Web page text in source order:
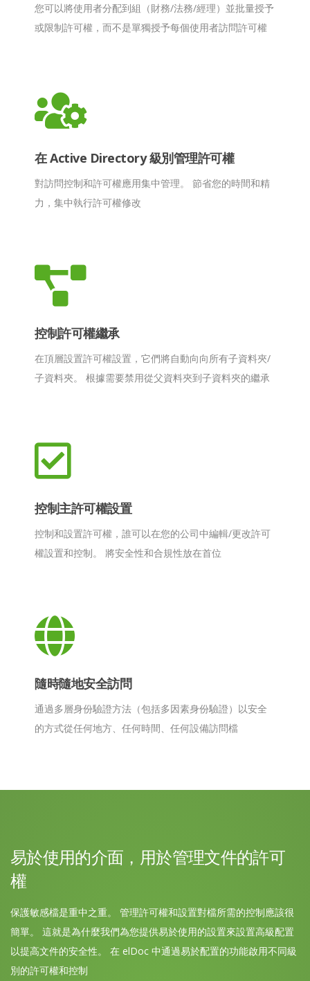
您可以將使用者分配到組（財務/法務/經理）並批量授予
或限制許可權，而不是單獨授予每個使用者訪問許可權
在 Active Directory 級別管理許可權
對訪問控制和許可權應用集中管理。 節省您的時間和精
力，集中執行許可權修改
控制許可權繼承
在頂層設置許可權設置，它們將自動向向所有子資料夾/
子資料夾。 根據需要禁用從父資料夾到子資料夾的繼承
控制主許可權設置
控制和設置許可權，誰可以在您的公司中編輯/更改許可
權設置和控制。 將安全性和合規性放在首位
隨時隨地安全訪問
通過多層身份驗證方法（包括多因素身份驗證）以安全
的方式從任何地方、任何時間、任何設備訪問檔
易於使用的介面，用於管理文件的許可
權
保護敏感檔是重中之重。 管理許可權和設置對檔所需的控制應該很
簡單。 這就是為什麼我們為您提供易於使用的設置來設置高級配置
以提高文件的安全性。 在 elDoc 中通過易於配置的功能啟用不同級
別的許可權和控制